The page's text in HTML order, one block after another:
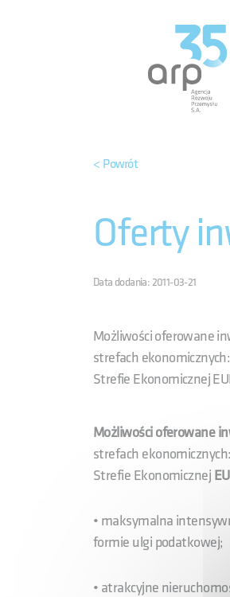
< Powrót
Oferty
Data dodania: 2011-03-21
Możliwości oferowane
strefach
Strefie Ekonomicznej
Możliwości oferowane
strefach
Strefie Ekonomicznej
• maksymalna
formie ulgi podatkowej;
• atrakcyjne